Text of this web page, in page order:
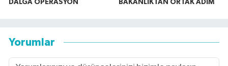
DALGA OPERASYON
BAKANLIKTAN ORTAK ADIM
Yorumlar